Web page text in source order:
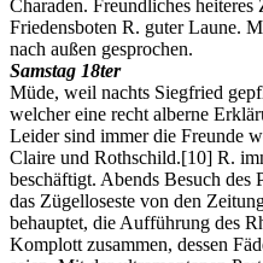
Charaden. Freundliches
Friedensboten R. guter Laune.
nach außen gesprochen.
Samstag 18ter
Müde, weil nachts Siegfried
welcher eine recht alberne
Leider sind immer die Freunde
Claire und Rothschild.[10] R.
beschäftigt. Abends Besuch des
das Zügelloseste von den
behauptet, die Aufführung des
Komplott zusammen, dessen